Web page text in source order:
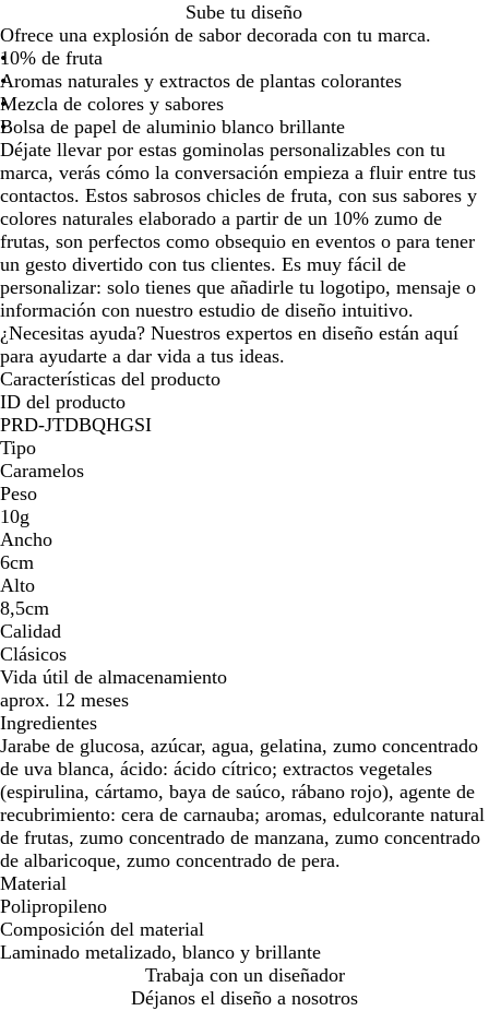
l
a
n
c
o
Sube tu diseño
Ofrece una explosión de sabor decorada con tu marca.
10% de fruta
Aromas naturales y extractos de plantas colorantes
Mezcla de colores y sabores
Bolsa de papel de aluminio blanco brillante
Déjate llevar por estas gominolas personalizables con tu
marca, verás cómo la conversación empieza a fluir entre tus
contactos. Estos sabrosos chicles de fruta, con sus sabores y
colores naturales elaborado a partir de un 10% zumo de
frutas, son perfectos como obsequio en eventos o para tener
un gesto divertido con tus clientes. Es muy fácil de
personalizar: solo tienes que añadirle tu logotipo, mensaje o
información con nuestro estudio de diseño intuitivo.
¿Necesitas ayuda? Nuestros expertos en diseño están aquí
para ayudarte a dar vida a tus ideas.
Características del producto
ID del producto
PRD-JTDBQHGSI
Tipo
Caramelos
Peso
10g
Ancho
6cm
Alto
8,5cm
Calidad
Clásicos
Vida útil de almacenamiento
aprox. 12 meses
Ingredientes
Jarabe de glucosa, azúcar, agua, gelatina, zumo concentrado
de uva blanca, ácido: ácido cítrico; extractos vegetales
(espirulina, cártamo, baya de saúco, rábano rojo), agente de
recubrimiento: cera de carnauba; aromas, edulcorante natural
de frutas, zumo concentrado de manzana, zumo concentrado
de albaricoque, zumo concentrado de pera.
Material
Polipropileno
Composición del material
Laminado metalizado, blanco y brillante
Trabaja con un diseñador
Déjanos el diseño a nosotros